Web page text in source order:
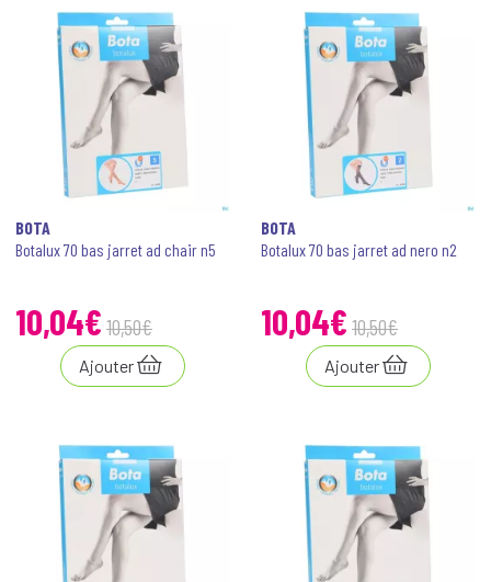
BOTA
Botalux 70 bas jarret ad chair n5
10,04€ 10,50€
Ajouter
BOTA
Botalux 70 bas jarret ad nero n2
10,04€ 10,50€
Ajouter